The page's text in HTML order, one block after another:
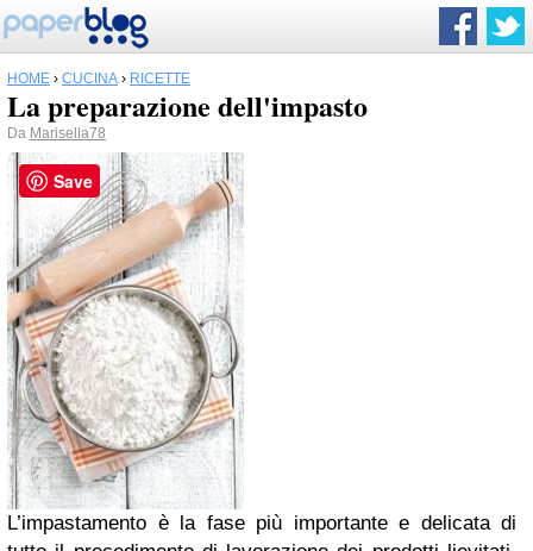
HOME › CUCINA › RICETTE
La preparazione dell'impasto
Da Marisella78
L’impastamento è la fase più importante e delicata di
Save